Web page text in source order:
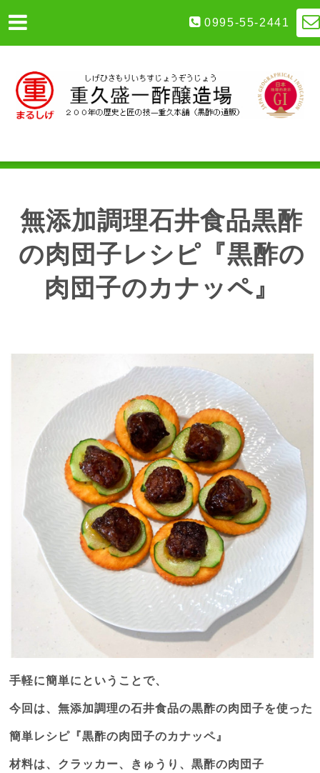
0995-55-2441
無添加調理石井食品黒酢
の肉団子レシピ『黒酢の
肉団子のカナッペ』
手軽に簡単にということで、
今回は、無添加調理の石井食品の黒酢の肉団子を使った
簡単レシピ『黒酢の肉団子のカナッペ』
材料は、クラッカー、きゅうり、黒酢の肉団子